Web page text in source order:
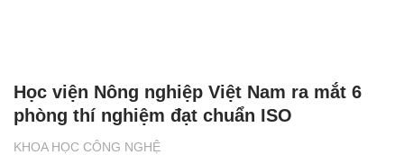
KHOA HỌC CÔNG NGHỆ
Học viện Nông nghiệp Việt Nam ra mắt 6
phòng thí nghiệm đạt chuẩn ISO